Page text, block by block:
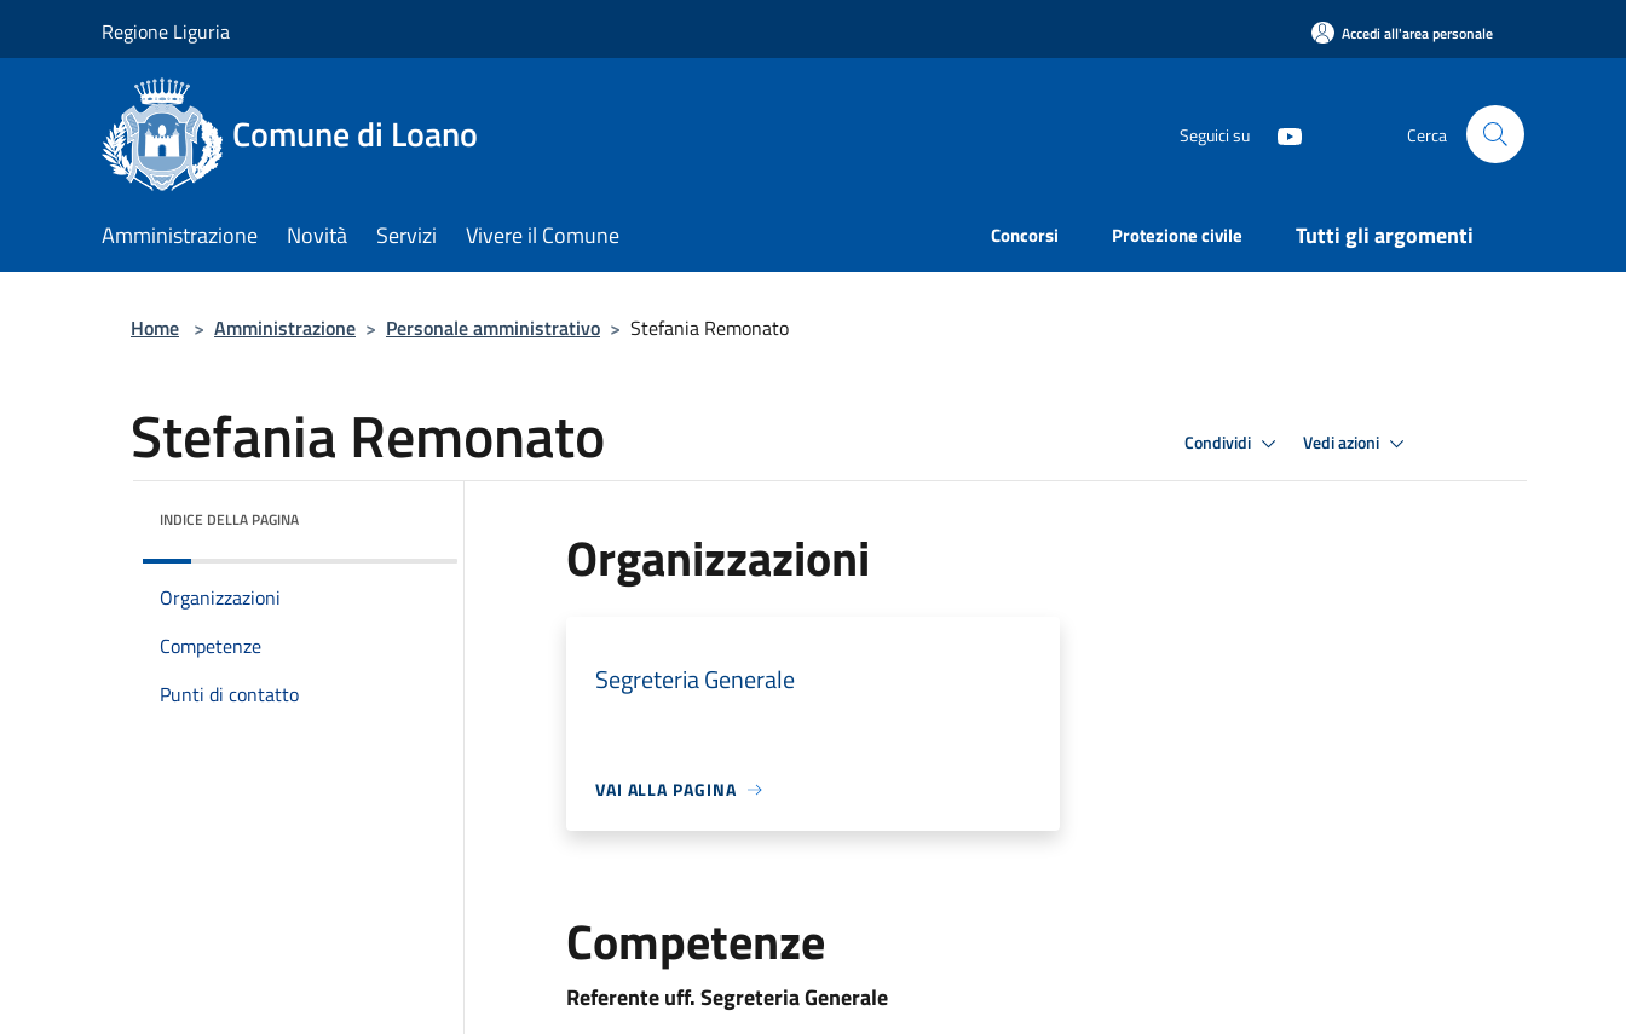
Regione Liguria Accedi all'area personale
Comune di Loano Seguici su Cerca
Amministrazione Novità Servizi Vivere il Comune Concorsi Protezione civile Tutti gli argomenti
Home > Amministrazione > Personale amministrativo > Stefania Remonato
Stefania Remonato Condividi Vedi azioni
INDICE DELLA PAGINA
Organizzazioni
Competenze
Punti di contatto
Organizzazioni
Segreteria Generale
VAI ALLA PAGINA
Competenze
Referente uff. Segreteria Generale